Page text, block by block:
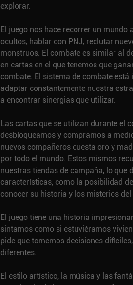
explorar.
El juego nos hace recorrer un
ocultos, hablar con PNJ, reclutar
monstruos. El combate es similar al
en cartas en el que tenemos que
combate. El sistema de combate
adaptar constantemente nuestra
a encontrar sinergias que utilizar.
Las cartas que se utilizan durante el
desbloqueamos y compramos a
nuevos compañeros cuesta oro y
por todo el mundo. Estos mismos
nuestras tiendas de campaña, lo que
características, como la posibilidad
conocer su historia y los misterios
El juego tiene una historia
sintamos como si estuviéramos
pide que tomemos decisiones
diferentes.
El estilo artístico, la música y las